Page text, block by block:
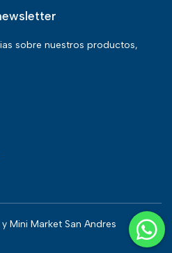
sobre nuestros productos,
Mini Market San Andres